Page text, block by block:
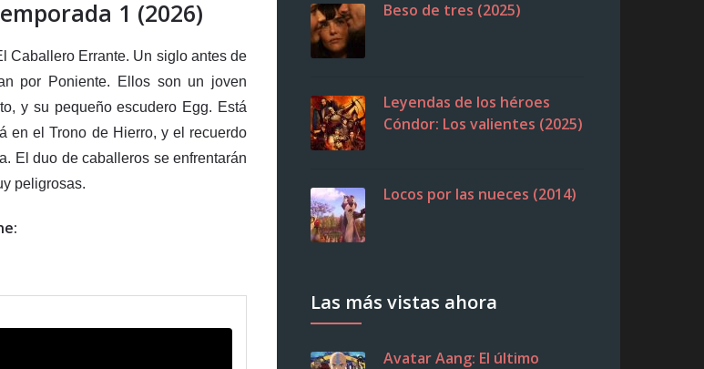
1 (2026)
Caballero Errante. Un siglo antes de
por Poniente. Ellos son un joven
y su pequeño escudero Egg. Está
en el Trono de Hierro, y el recuerdo
El duo de caballeros se enfrentarán
peligrosas.
Beso de tres (2025)
Leyendas de los héroes
Cóndor: Los valientes (2025)
Locos por las nueces (2014)
Las más vistas ahora
Avatar Aang: El último